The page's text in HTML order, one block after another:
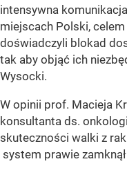
intensywna
miejscach Polski,
doświadczyli blokad
tak aby objąć ich
Wysocki.
W opinii prof. Macieja
konsultanta ds.
skuteczności walki z
system prawie